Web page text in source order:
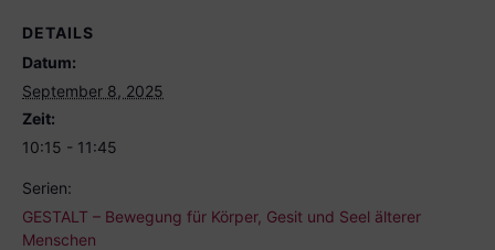
DETAILS
Datum:
September 8, 2025
Zeit:
10:15 - 11:45
Serien:
GESTALT – Bewegung für Körper, Gesit und Seel älterer
Menschen